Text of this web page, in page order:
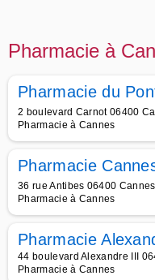
Pharmacie à
Pharmacie du
2 boulevard Carnot 06400
Pharmacie à Cannes
Pharmacie
36 rue Antibes 06400 Cannes
Pharmacie à Cannes
Pharmacie
44 boulevard Alexandre III
Pharmacie à Cannes